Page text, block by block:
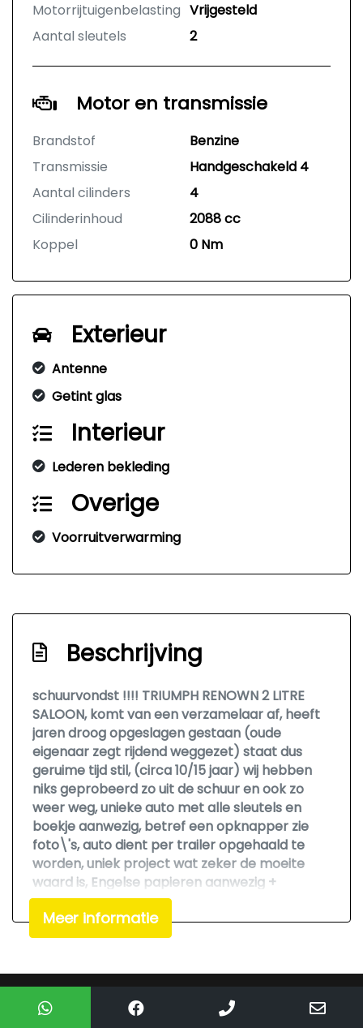
Motorrijtuigenbelasting Vrijgesteld
Aantal sleutels
2
Motor en transmissie
Brandstof
Benzine
Transmissie
Handgeschakeld 4
Aantal cilinders
4
Cilinderinhoud
2088 cc
Koppel
0 Nm
Exterieur
Antenne
Getint glas
Interieur
Lederen bekleding
Overige
Voorruitverwarming
Beschrijving
schuurvondst !!!! TRIUMPH RENOWN 2 LITRE
SALOON, komt van een verzamelaar af, heeft
jaren droog opgeslagen gestaan (oude
eigenaar zegt rijdend weggezet) staat dus
geruime tijd stil, (circa 10/15 jaar) wij hebben
niks geprobeerd zo uit de schuur en ook zo
weer weg, unieke auto met alle sleutels en
boekje aanwezig, betref een opknapper zie
foto\'s, auto dient per trailer opgehaald te
worden, uniek project wat zeker de moeite
waard is, Engelse papieren aanwezig +
aankoopfactuur van ons, auto is al ruim 30 jaar
in nederland aanwezig !!!! nu voor een zeer
scherpe en vaste actie meeneemprijs zo mee
PRIJS IS VAST !!! FIXED PRICE !!! FESTEN PREIS !!!
We hebben ons uiterste best gedaan om alle
Meer informatie
Mogelijk gemaakt door